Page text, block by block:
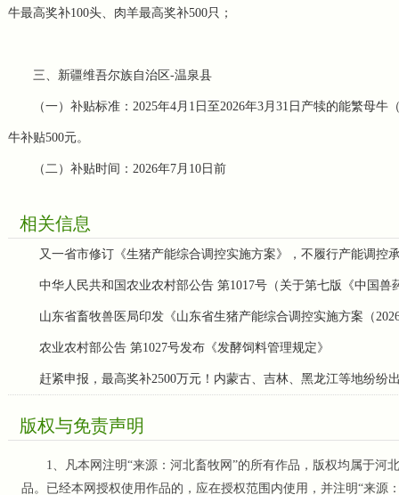
牛最高奖补100头、肉羊最高奖补500只；
三、新疆维吾尔族自治区-温泉县
（一）补贴标准：2025年4月1日至2026年3月31日产犊的能繁母
牛补贴500元。
（二）补贴时间：2026年7月10日前
相关信息
又一省市修订《生猪产能综合调控实施方案》，不履行产能调控
中华人民共和国农业农村部公告 第1017号（关于第七版《中国兽
山东省畜牧兽医局印发《山东省生猪产能综合调控实施方案（
农业农村部公告 第1027号发布《发酵饲料管理规定》
赶紧申报，最高奖补2500万元！内蒙古、吉林、黑龙江等地纷纷
版权与免责声明
1、凡本网注明“来源：河北畜牧网”的所有作品，版权均属于河
品。已经本网授权使用作品的，应在授权范围内使用，并注明“来源